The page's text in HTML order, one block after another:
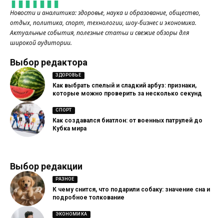
Новости и аналитика: здоровье, наука и образование, общество,
отдых, политика, спорт, технологии, шоу-бизнес и экономика.
Актуальные события, полезные статьи и свежие обзоры для
широкой аудитории.
Выбор редактора
ЗДОРОВЬЕ
Как выбрать спелый и сладкий арбуз: признаки,
которые можно проверить за несколько секунд
СПОРТ
Как создавался биатлон: от военных патрулей до
Кубка мира
Выбор редакции
РАЗНОЕ
К чему снится, что подарили собаку: значение сна и
подробное толкование
ЭКОНОМИКА